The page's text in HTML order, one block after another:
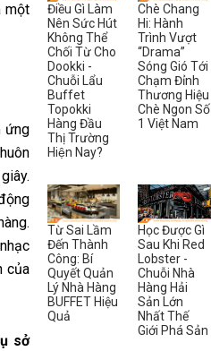
một
ứng
của
sở
Điều Gì Làm
Nên Sức Hút
Không Thể
Chối Từ Cho
Dookki -
Chuỗi Lẩu
Buffet
Topokki
Hàng Đầu
Thị Trường
Hiện Nay?
Chè Chang
Hi: Hành
Trình Vượt
“Drama”
Sóng Gió Tới
Chạm Đỉnh
Thương Hiệu
Chè Ngon Số
1 Việt Nam
Từ Sai Lầm
Đến Thành
Công: Bí
Quyết Quản
Lý Nhà Hàng
BUFFET Hiệu
Quả
Học Được Gì
Sau Khi Red
Lobster -
Chuỗi Nhà
Hàng Hải
Sản Lớn
Nhất Thế
Giới Phá Sản